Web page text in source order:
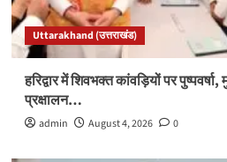
Uttarakhand (उत्तराखंड)
हरिद्वार में शिवभक्त कांवड़ियों पर
प्रक्षालन…
admin August 4, 2026 0